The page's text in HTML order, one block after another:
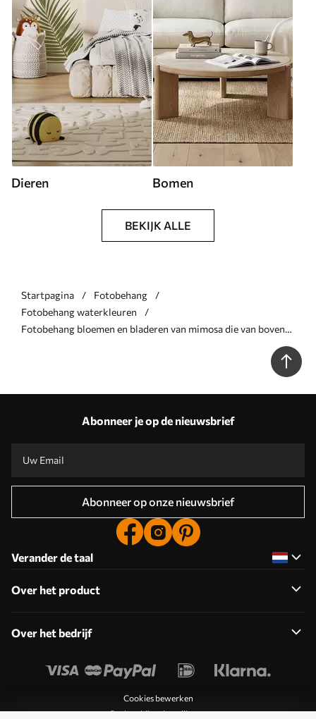
Dieren Bomen
BEKIJK ALLE
Startpagina
Fotobehang
Fotobehang waterkleuren
Fotobehang bloemen en bladeren van mimosa die van bovenaf
Abonneer je op de nieuwsbrief
Abonneer op onze nieuwsbrief
Verander de taal
Over het product
Over het bedrijf
Cookies bewerken
Pushmeldingsinstellingen